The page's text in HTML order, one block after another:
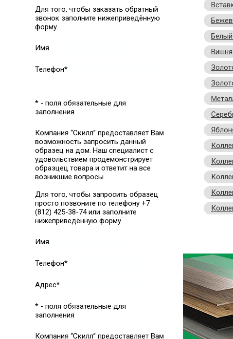
Для того, чтобы заказать обратный
звонок заполните нижеприведённую
форму.
Имя
Телефон*
* - поля обязательные для
заполнения
Компания “Скилл” предоставляет Вам
возможность запросить данный
образец на дом. Наш специалист с
удовольствием продемонстрирует
образцец товара и ответит на все
возникшие вопросы.
Для того, чтобы запросить образец
просто позвоните по телефону +7
(812) 425-38-74 или заполните
нижеприведённую форму.
Имя
Телефон*
Адрес*
* - поля обязательные для
заполнения
Компания “Скилл” предоставляет Вам